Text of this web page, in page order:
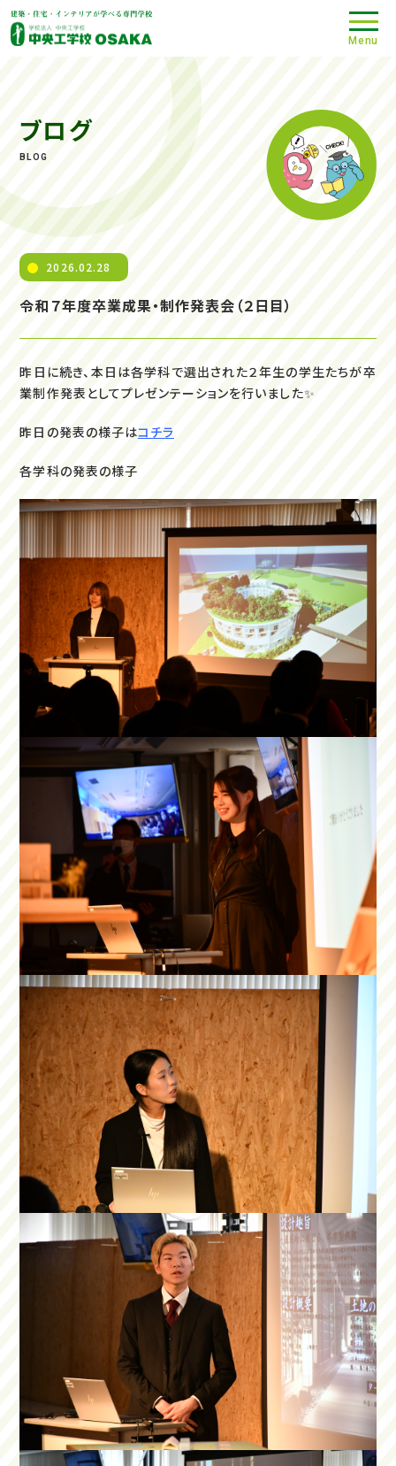
ブログ
BLOG
2026.02.28
令和７年度卒業成果・制作発表会（２日目）
昨日に続き、本日は各学科で選出された２年生の学生たちが卒
業制作発表としてプレゼンテーションを行いました✨
昨日の発表の様子はコチラ
各学科の発表の様子
Menu